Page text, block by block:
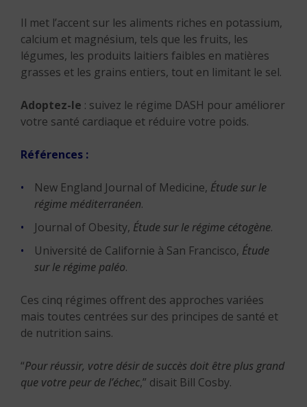
Il met l’accent sur les aliments riches en potassium,
calcium et magnésium, tels que les fruits, les
légumes, les produits laitiers faibles en matières
grasses et les grains entiers, tout en limitant le sel.
Adoptez-le : suivez le régime DASH pour améliorer
votre santé cardiaque et réduire votre poids.
Références :
New England Journal of Medicine, Étude sur le
régime méditerranéen.
Journal of Obesity, Étude sur le régime cétogène.
Université de Californie à San Francisco, Étude
sur le régime paléo.
Ces cinq régimes offrent des approches variées
mais toutes centrées sur des principes de santé et
de nutrition sains.
“Pour réussir, votre désir de succès doit être plus grand
que votre peur de l’échec,” disait Bill Cosby.